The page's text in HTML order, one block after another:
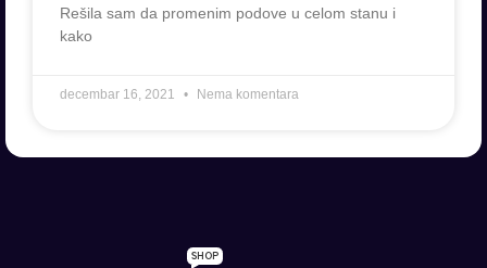
Rešila sam da promenim podove u celom stanu i
kako
decembar 16, 2021 Nema komentara
SHOP